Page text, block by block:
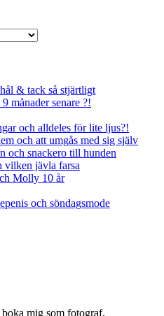
& tack så stjärtligt
månader senare ?!
och alldeles för lite ljus?!
och att umgås med sig själv
och snackero till hunden
vilken jävla farsa
Molly 10 år
och söndagsmode
mig som fotograf.